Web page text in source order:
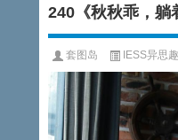
240《秋秋乖，躺
套图岛 IESS异思